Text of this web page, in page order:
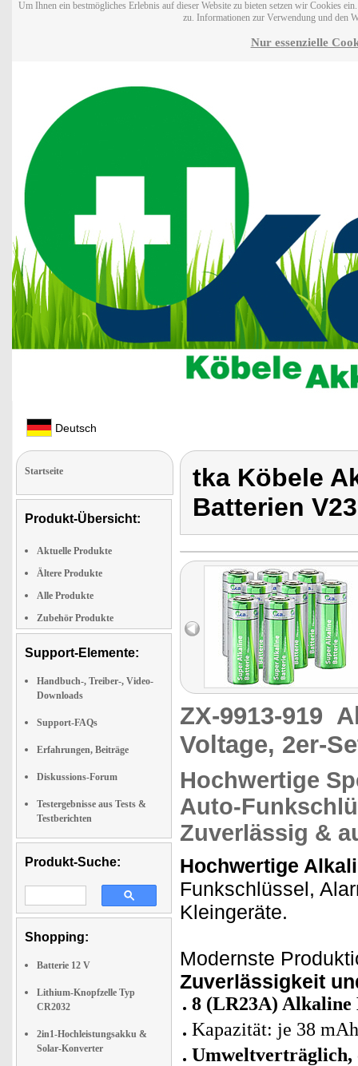
Um Ihnen ein bestmögliches Erlebnis auf dieser Website zu bieten setzen wir Cookies
zu. Informationen zur Verwendung und den
Nur essenzielle
Deutsch
Startseite
Produkt-Übersicht:
Aktuelle Produkte
Ältere Produkte
Alle Produkte
Zubehör Produkte
Support-Elemente:
Handbuch-, Treiber-, Video-
Downloads
Support-FAQs
Erfahrungen, Beiträge
Diskussions-Forum
Testergebnisse aus Tests &
Testberichten
Produkt-Suche:
Shopping:
Batterie 12 V
Lithium-Knopfzelle Typ
CR2032
2in1-Hochleistungsakku &
Solar-Konverter
tka Köbele
Batterien
ZX-9913-919
Voltage, 2er-
Hochwertige
Auto-
Zuverlässig &
Hochwertige
Funkschlüssel,
Kleingeräte.
Modernste
Zuverlässigkeit
8 (LR23A) Alkaline
Kapazität: je 38 mAh
Umweltverträglich,